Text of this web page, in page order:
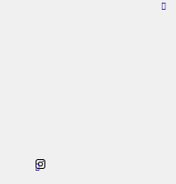
Instagram